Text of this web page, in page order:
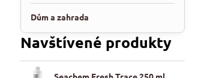
Dům a zahrada
Navštívené produkty